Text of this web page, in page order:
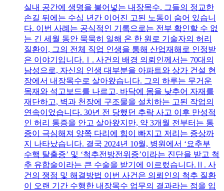
실내 공간에 생명을 불어넣는 내장목수. 그들의 정교한
손길 뒤에는 수십 년간 이어진 고된 노동이 숨어 있습니
다. 이번 사례는 공식적인 기록으로는 전부 확인할 수 없
는 긴 세월 동안 묵묵히 일해 온 한 원로 기술자의 허리
질환이, 그의 전체 직업 인생을 통해 산업재해로 인정받
은 이야기입니다.Ⅰ. 사건의 배경 의뢰인께서는 70대의
남성으로, 자신의 인생 대부분을 아파트와 상가 건설 현
장에서 내장목수로 살아왔습니다. 그의 하루는 무거운
목재와 석고보드를 나르고, 바닥에 몸을 낮추어 자재를
재단하고, 벽과 천장에 구조물을 설치하는 고된 작업의
연속이었습니다. 30년 전 당했던 추락 사고 이후 만성적
인 허리 통증을 안고 살아왔지만, 약 3개월 전부터는 통
증이 극심해져 양쪽 다리에 힘이 빠지고 저리는 증상까
지 나타났습니다. 결국 2024년 10월, 병원에서 ‘요추부
수핵 탈출증’ 및 ‘척추전방전위증’이라는 진단을 받고 척
추 유합술이라는 큰 수술을 받기에 이르렀습니다.Ⅱ. 사
건의 쟁점 및 해결방법 이번 사건은 의뢰인의 척추 질환
이 오랜 기간 수행한 내장목수 업무의 결과라는 점을 입